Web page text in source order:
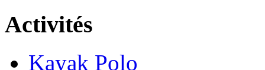
Activités
Kayak Polo